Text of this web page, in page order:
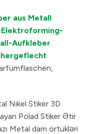
aus Metall
Elektroforming-
Aufkleber
Nikel Stiker 3D
Polad Stiker Ətir
Metal dam örtükləri